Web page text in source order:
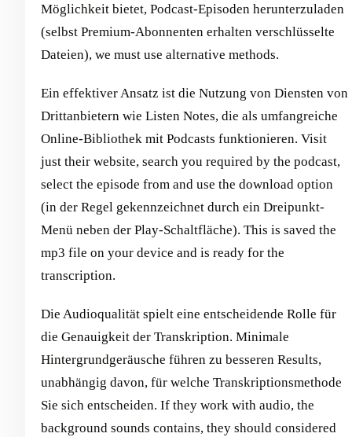
Möglichkeit bietet, Podcast-Episoden herunterzuladen
(selbst Premium-Abonnenten erhalten verschlüsselte
Dateien), we must use alternative methods.
Ein effektiver Ansatz ist die Nutzung von Diensten von
Drittanbietern wie Listen Notes, die als umfangreiche
Online-Bibliothek mit Podcasts funktionieren. Visit
just their website, search you required by the podcast,
select the episode from and use the download option
(in der Regel gekennzeichnet durch ein Dreipunkt-
Menü neben der Play-Schaltfläche). This is saved the
mp3 file on your device and is ready for the
transcription.
Die Audioqualität spielt eine entscheidende Rolle für
die Genauigkeit der Transkription. Minimale
Hintergrundgeräusche führen zu besseren Results,
unabhängig davon, für welche Transkriptionsmethode
Sie sich entscheiden. If they work with audio, the
background sounds contains, they should considered